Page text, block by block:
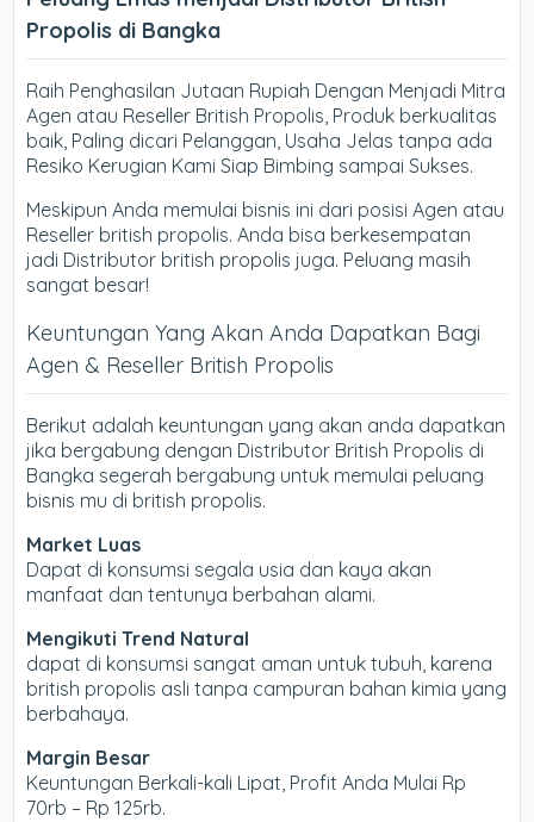
Propolis di Bangka
Raih Penghasilan Jutaan Rupiah Dengan Menjadi Mitra
Agen atau Reseller British Propolis, Produk berkualitas
baik, Paling dicari Pelanggan, Usaha Jelas tanpa ada
Resiko Kerugian Kami Siap Bimbing sampai Sukses.
Meskipun Anda memulai bisnis ini dari posisi Agen atau
Reseller british propolis. Anda bisa berkesempatan
jadi Distributor british propolis juga. Peluang masih
sangat besar!
Keuntungan Yang Akan Anda Dapatkan Bagi
Agen & Reseller British Propolis
Berikut adalah keuntungan yang akan anda dapatkan
jika bergabung dengan Distributor British Propolis di
Bangka segerah bergabung untuk memulai peluang
bisnis mu di british propolis.
Market Luas
Dapat di konsumsi segala usia dan kaya akan
manfaat dan tentunya berbahan alami.
Mengikuti Trend Natural
dapat di konsumsi sangat aman untuk tubuh, karena
british propolis asli tanpa campuran bahan kimia yang
berbahaya.
Margin Besar
Keuntungan Berkali-kali Lipat, Profit Anda Mulai Rp
70rb – Rp 125rb.